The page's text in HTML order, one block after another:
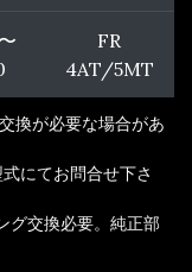
換が必要な場合があ
にてお問合せ下さ
グ交換必要。純正部
FR
4AT/5MT